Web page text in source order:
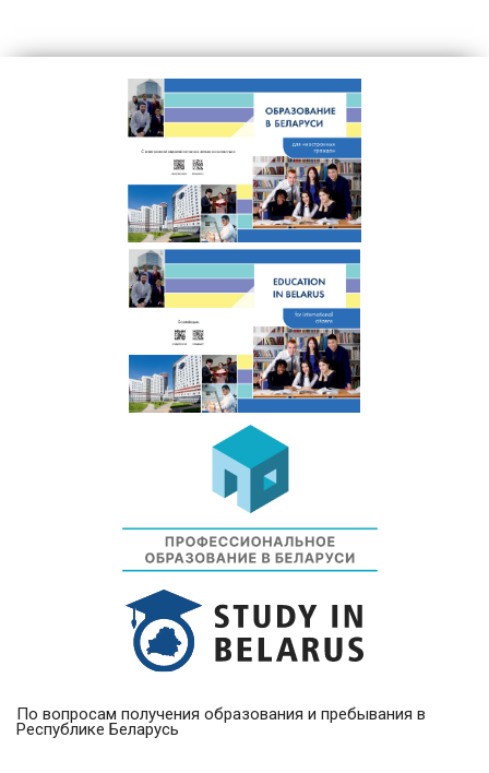
По вопросам получения образования и пребывания в
Республике Беларусь